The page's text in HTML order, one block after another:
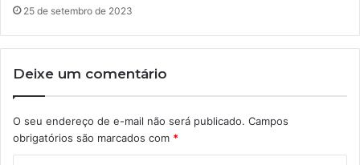
25 de setembro de 2023
Deixe um comentário
O seu endereço de e-mail não será publicado. Campos
obrigatórios são marcados com *